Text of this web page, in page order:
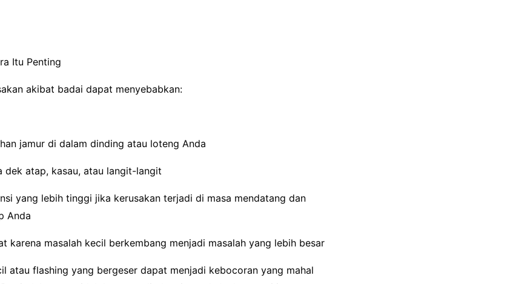
Itu Penting
akibat badai dapat menyebabkan:
jamur di dalam dinding atau loteng Anda
dek atap, kasau, atau langit-langit
yang lebih tinggi jika kerusakan terjadi di masa mendatang dan
Anda
karena masalah kecil berkembang menjadi masalah yang lebih besar
atau flashing yang bergeser dapat menjadi kebocoran yang mahal